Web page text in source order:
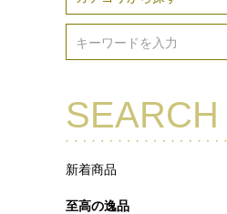
SEARCH
新着商品
至高の逸品